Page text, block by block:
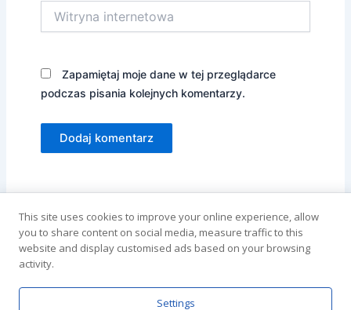
internetowa
Zapamiętaj moje dane w tej przeglądarce
podczas pisania kolejnych komentarzy.
This site uses cookies to improve your online experience, allow
you to share content on social media, measure traffic to this
website and display customised ads based on your browsing
activity.
Settings